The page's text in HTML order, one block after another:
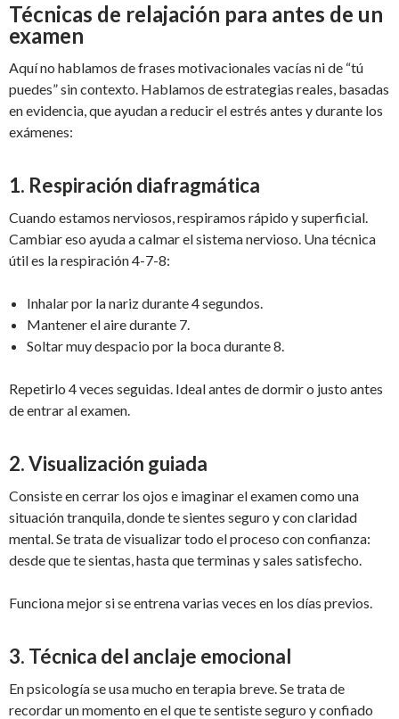
Técnicas de relajación para antes de un
examen
Aquí no hablamos de frases motivacionales vacías ni de “tú
puedes” sin contexto. Hablamos de estrategias reales, basadas
en evidencia, que ayudan a reducir el estrés antes y durante los
exámenes:
1. Respiración diafragmática
Cuando estamos nerviosos, respiramos rápido y superficial.
Cambiar eso ayuda a calmar el sistema nervioso. Una técnica
útil es la respiración 4-7-8:
Inhalar por la nariz durante 4 segundos.
Mantener el aire durante 7.
Soltar muy despacio por la boca durante 8.
Repetirlo 4 veces seguidas. Ideal antes de dormir o justo antes
de entrar al examen.
2.Visualización guiada
Consiste en cerrar los ojos e imaginar el examen como una
situación tranquila, donde te sientes seguro y con claridad
mental. Se trata de visualizar todo el proceso con confianza:
desde que te sientas, hasta que terminas y sales satisfecho.
Funciona mejor si se entrena varias veces en los días previos.
3. Técnica del anclaje emocional
En psicología se usa mucho en terapia breve. Se trata de
recordar un momento en el que te sentiste seguro y confiado